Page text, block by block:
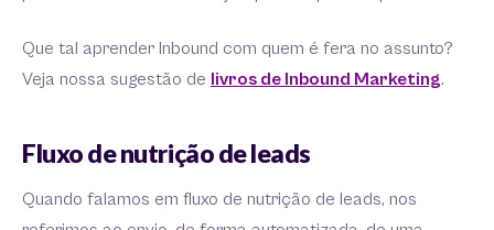
Que tal aprender Inbound com quem é fera no assunto?
Veja nossa sugestão de livros de Inbound Marketing.
Fluxo de nutrição de leads
Quando falamos em fluxo de nutrição de leads, nos